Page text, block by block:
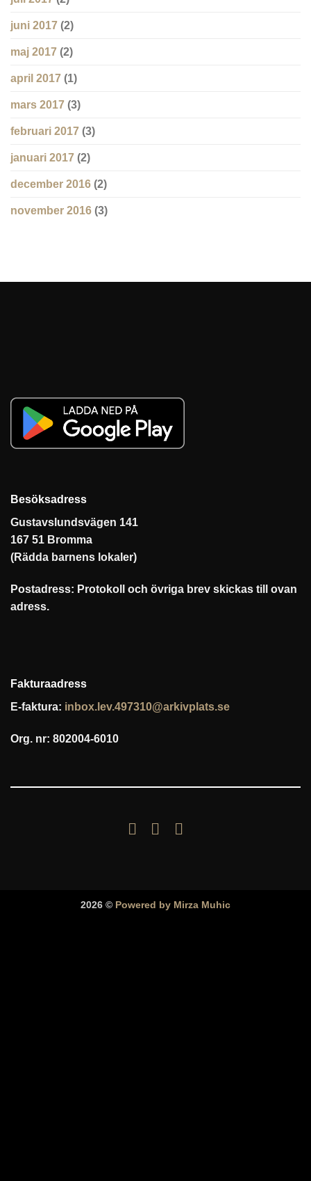
juni 2017 (2)
maj 2017 (2)
april 2017 (1)
mars 2017 (3)
februari 2017 (3)
januari 2017 (2)
december 2016 (2)
november 2016 (3)
Besöksadress
Gustavslundsvägen 141
167 51 Bromma
(Rädda barnens lokaler)
Postadress: Protokoll och övriga brev skickas till ovan
adress.
Fakturaadress
E-faktura: inbox.lev.497310@arkivplats.se
Org. nr: 802004-6010
2026 © Powered by Mirza Muhic